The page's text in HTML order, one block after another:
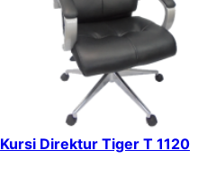
Kursi Direktur Tiger T 1120